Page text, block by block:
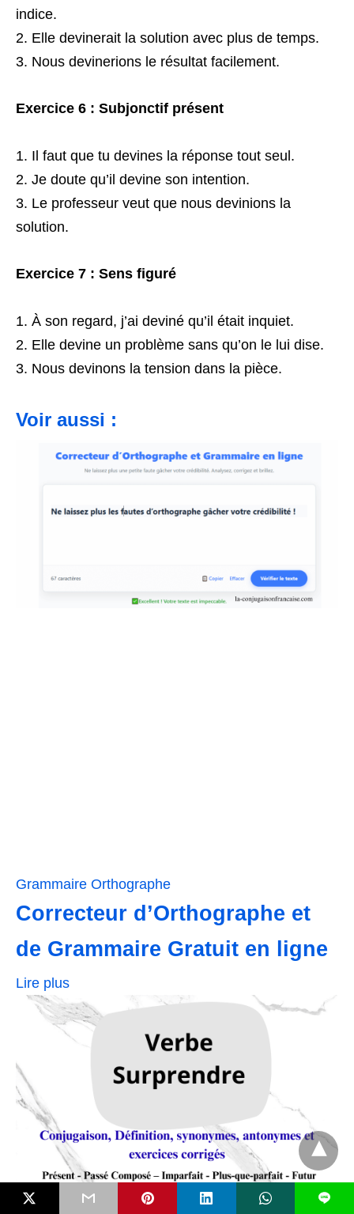
indice.
Elle devinerait la solution avec plus de temps.
Nous devinerions le résultat facilement.
Exercice 6 : Subjonctif présent
Il faut que tu devines la réponse tout seul.
Je doute qu’il devine son intention.
Le professeur veut que nous devinions la
solution.
Exercice 7 : Sens figuré
À son regard, j’ai deviné qu’il était inquiet.
Elle devine un problème sans qu’on le lui dise.
Nous devinons la tension dans la pièce.
Voir aussi :
Grammaire Orthographe
Correcteur d’Orthographe et
de Grammaire Gratuit en ligne
Lire plus
L